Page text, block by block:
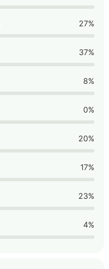
27%
37%
8%
0%
20%
17%
23%
4%